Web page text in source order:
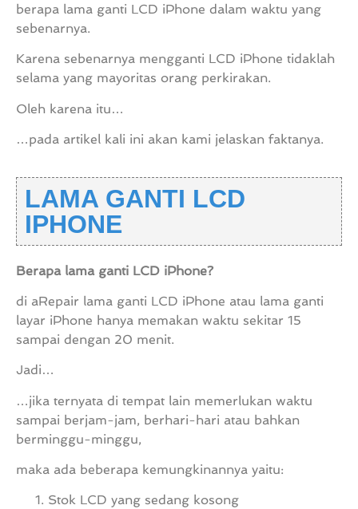
berapa lama ganti LCD iPhone dalam waktu yang
sebenarnya.
Karena sebenarnya mengganti LCD iPhone tidaklah
selama yang mayoritas orang perkirakan.
Oleh karena itu…
…pada artikel kali ini akan kami jelaskan faktanya.
LAMA GANTI LCD
IPHONE
Berapa lama ganti LCD iPhone?
di aRepair lama ganti LCD iPhone atau lama ganti
layar iPhone hanya memakan waktu sekitar 15
sampai dengan 20 menit.
Jadi…
…jika ternyata di tempat lain memerlukan waktu
sampai berjam-jam, berhari-hari atau bahkan
berminggu-minggu,
maka ada beberapa kemungkinannya yaitu:
Stok LCD yang sedang kosong